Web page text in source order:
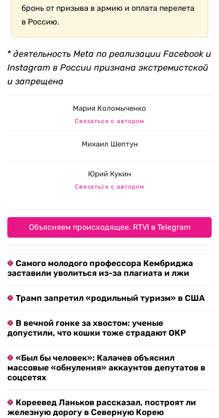
бронь от призыва в армию и оплата перелета
в Россию.
* деятельность Meta по реализации Facebook и
Instagram в России признана экстремистской
и запрещена
Мария Коломыченко
Связаться с автором
Михаил Шептун
Юрий Кукин
Связаться с автором
Объясняем происходящее. RTVI в Telegram
Самого молодого профессора Кембриджа
заставили уволиться из-за плагиата и лжи
Трамп запретил «родильный туризм» в США
В вечной гонке за хвостом: ученые
допустили, что кошки тоже страдают ОКР
«Был бы человек»: Калачев объяснил
массовые «обнуления» аккаунтов депутатов в
соцсетях
Кореевед Ланьков рассказал, построят ли
железную дорогу в Северную Корею